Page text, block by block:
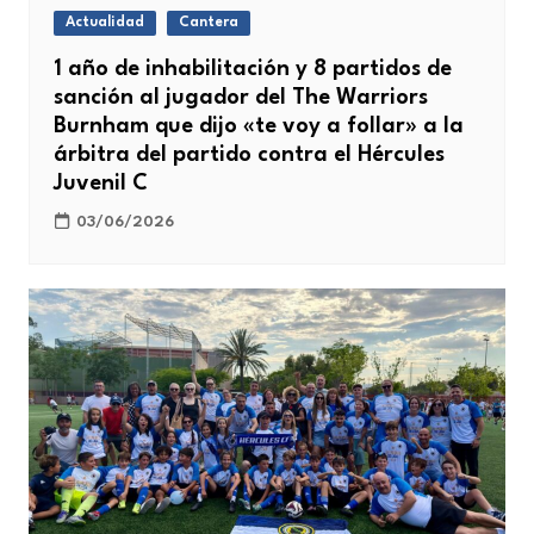
Actualidad Cantera
1 año de inhabilitación y 8 partidos de
sanción al jugador del The Warriors
Burnham que dijo «te voy a follar» a la
árbitra del partido contra el Hércules
Juvenil C
03/06/2026